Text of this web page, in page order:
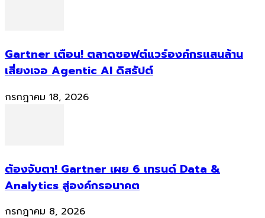
Gartner เตือน! ตลาดซอฟต์แวร์องค์กรแสนล้าน
เสี่ยงเจอ Agentic AI ดิสรัปต์
กรกฎาคม 18, 2026
ต้องจับตา! Gartner เผย 6 เทรนด์ Data &
Analytics สู่องค์กรอนาคต
กรกฎาคม 8, 2026